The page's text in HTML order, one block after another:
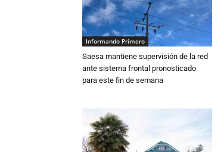
Informando Primero
Saesa mantiene supervisión de la red
ante sistema frontal pronosticado
para este fin de semana